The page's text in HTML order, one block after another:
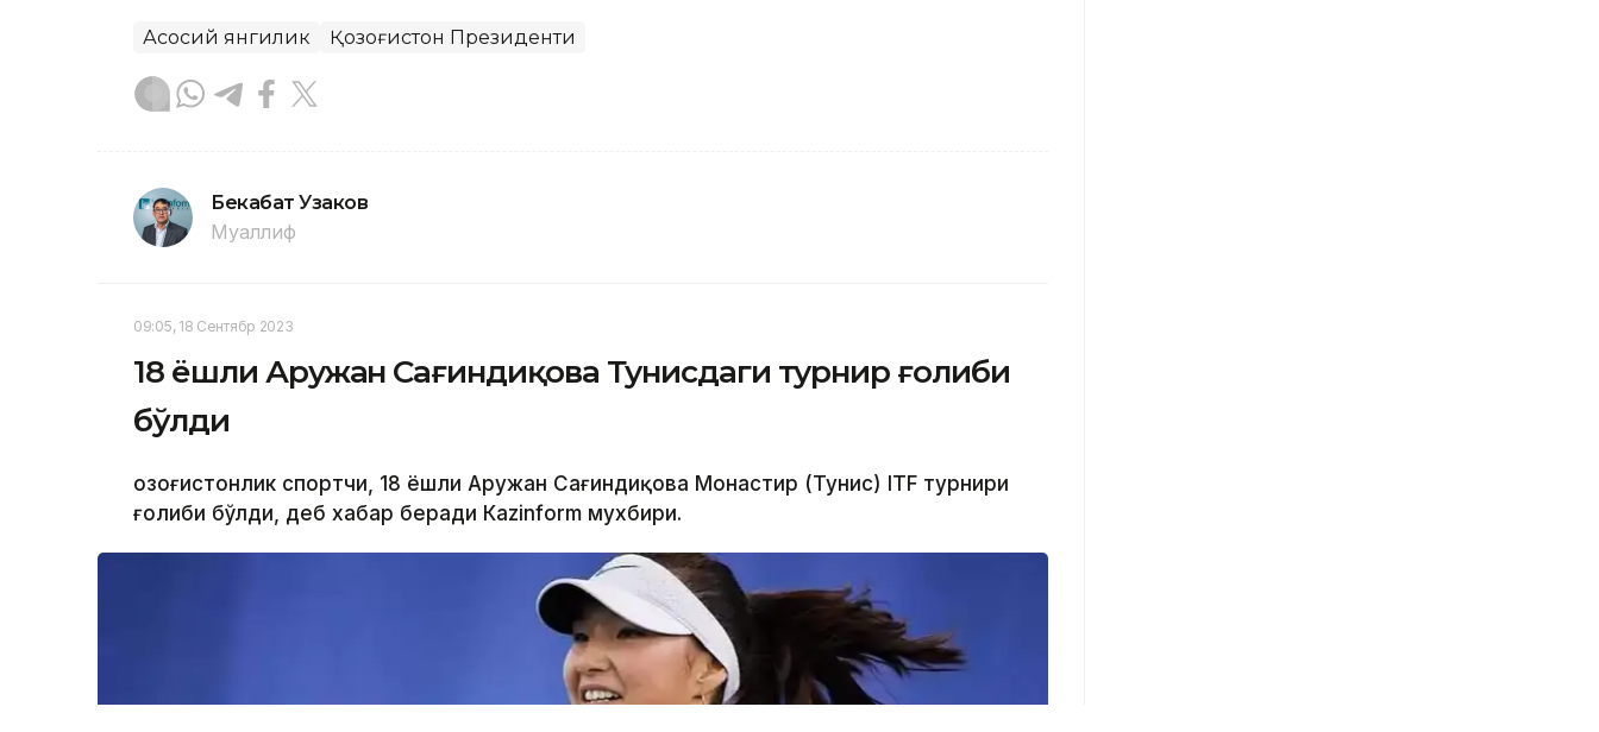
Асосий янгилик Қозоғистон Президенти
Бекабат Узаков
Муаллиф
09:05, 18 Сентябр 2023
18 ёшли Аружан Сағиндиқова Тунисдаги турнир ғолиби
бўлди
Қозоғистонлик спортчи, 18 ёшли Аружан Сағиндиқова Монастир (Тунис) ITF турнири
ғолиби бўлди, деб хабар беради Каzinform мухбири.